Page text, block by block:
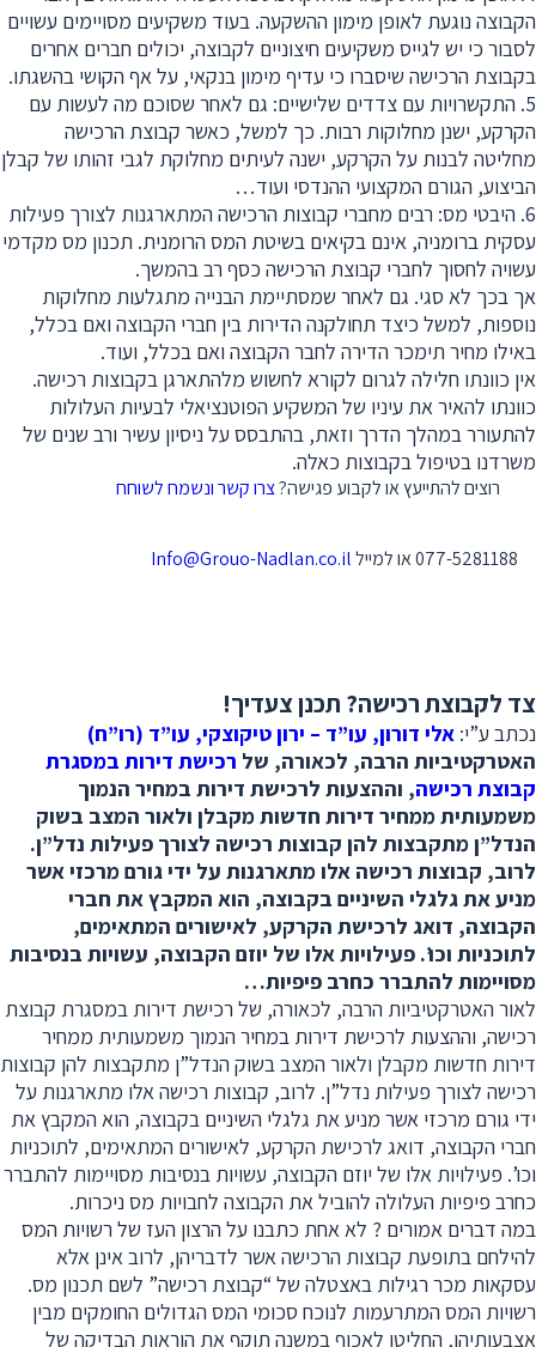
הקבוצה נוגעת לאופן מימון ההשקעה. בעוד משקיעים מסויימים עשויים
לסבור כי יש לגייס משקיעים חיצוניים לקבוצה, יכולים חברים אחרים
בקבוצת הרכישה שיסברו כי עדיף מימון בנקאי, על אף הקושי בהשגתו.
5. התקשרויות עם צדדים שלישיים: גם לאחר שסוכם מה לעשות עם
הקרקע, ישנן מחלוקות רבות. כך למשל, כאשר קבוצת הרכישה
מחליטה לבנות על הקרקע, ישנה לעיתים מחלוקת לגבי זהותו של קבלן
הביצוע, הגורם המקצועי ההנדסי ועוד…
6. היבטי מס: רבים מחברי קבוצות הרכישה המתארגנות לצורך פעילות
עסקית ברומניה, אינם בקיאים בשיטת המס הרומנית. תכנון מס מקדמי
עשויה לחסוך לחברי קבוצת הרכישה כסף רב בהמשך.
אך בכך לא סגי. גם לאחר שמסתיימת הבנייה מתגלעות מחלוקות
נוספות, למשל כיצד תחולקנה הדירות בין חברי הקבוצה ואם בכלל,
באילו מחיר תימכר הדירה לחבר הקבוצה ואם בכלל, ועוד.
אין כוונתו חלילה לגרום לקורא לחשוש מלהתארגן בקבוצות רכישה.
כוונתו להאיר את עיניו של המשקיע הפוטנציאלי לבעיות העלולות
להתעורר במהלך הדרך וזאת, בהתבסס על ניסיון עשיר ורב שנים של
משרדנו בטיפול בקבוצות כאלה.
רוצים להתייעץ או לקבוע פגישה?צרו קשר ונשמח לשוחח
077-5281188 או למייל Info@Grouo-Nadlan.co.il
צד לקבוצת רכישה? תכנן צעדיך!
נכתב ע”י: אלי דורון, עו”ד – ירון טיקוצקי, עו”ד (רו”ח)
האטרקטיביות הרבה, לכאורה, של רכישת דירות במסגרת
קבוצת רכישה, וההצעות לרכישת דירות במחיר הנמוך
משמעותית ממחיר דירות חדשות מקבלן ולאור המצב בשוק
הנדל”ן מתקבצות להן קבוצות רכישה לצורך פעילות נדל”ן.
לרוב, קבוצות רכישה אלו מתארגנות על ידי גורם מרכזי אשר
מניע את גלגלי השיניים בקבוצה, הוא המקבץ את חברי
הקבוצה, דואג לרכישת הקרקע, לאישורים המתאימים,
לתוכניות וכו’. פעילויות אלו של יוזם הקבוצה, עשויות בנסיבות
מסויימות להתברר כחרב פיפיות…
לאור האטרקטיביות הרבה, לכאורה, של רכישת דירות במסגרת קבוצת
רכישה, וההצעות לרכישת דירות במחיר הנמוך משמעותית ממחיר
דירות חדשות מקבלן ולאור המצב בשוק הנדל”ן מתקבצות להן קבוצות
רכישה לצורך פעילות נדל”ן. לרוב, קבוצות רכישה אלו מתארגנות על
ידי גורם מרכזי אשר מניע את גלגלי השיניים בקבוצה, הוא המקבץ את
חברי הקבוצה, דואג לרכישת הקרקע, לאישורים המתאימים, לתוכניות
וכו’. פעילויות אלו של יוזם הקבוצה, עשויות בנסיבות מסויימות להתברר
כחרב פיפיות העלולה להוביל את הקבוצה לחבויות מס ניכרות.
במה דברים אמורים ? לא אחת כתבנו על הרצון העז של רשויות המס
להילחם בתופעת קבוצות הרכישה אשר לדבריהן, לרוב אינן אלא
עסקאות מכר רגילות באצטלה של “קבוצת רכישה” לשם תכנון מס.
רשויות המס המתרעמות לנוכח סכומי המס הגדולים החומקים מבין
אצבעותיהן, החליטו לאכוף במשנה תוקף את הוראות הבדיקה של